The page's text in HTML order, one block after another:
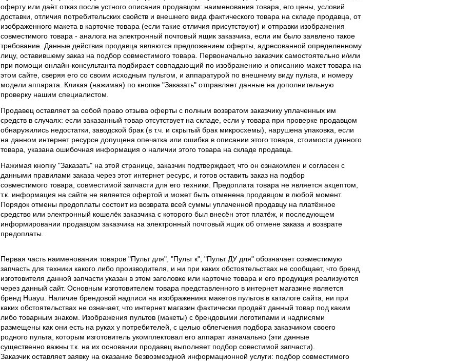
оферту или даёт отказ после устного описания продавцом: наименования товара, его цены, условий
доставки, отличия потребительских свойств и внешнего вида фактического товара на складе продавца, от
изображенного макета в карточке товара (если такие отличия присутствуют) и отправки изображения
совместимого товара - аналога на электронный почтовый ящик заказчика, если им было заявлено такое
требование. Данные действия продавца являются предложением оферты, адресованной определенному
лицу, оставившему заказ на подбор совместимого товара. Первоначально заказчик самостоятельно и/или
при помощи онлайн-консультанта подбирает совпадающий по изображению и описанию макет товара на
этом сайте, сверяя его со своим исходным пультом, и аппаратурой по внешнему виду пульта, и номеру
модели аппарата. Кликая (нажимая) по кнопке "Заказать" отправляет данные на дополнительную
проверку нашим специалистом.
Продавец оставляет за собой право отзыва оферты с полным возвратом заказчику уплаченных им
средств в случаях: если заказанный товар отсутствует на складе, если у товара при проверке продавцом
обнаружились недостатки, заводской брак (в т.ч. и скрытый брак микросхемы), нарушена упаковка, если
на данном интернет ресурсе допущена опечатка или ошибка в описании этого товара, стоимости данного
товара, указана ошибочная информация о наличии этого товара на складе продавца.
Нажимая кнопку "Заказать" на этой странице, заказчик подтверждает, что он ознакомлен и согласен с
данными правилами заказа через этот интернет ресурс, и готов оставить заказ на подбор
совместимого товара, совместимой запчасти для его техники. Предоплата товара не является акцептом,
т.к. информация на сайте не является офертой и может быть отменена продавцом в любой момент.
Порядок отмены предоплаты состоит из возврата всей суммы уплаченной продавцу на платёжное
средство или электронный кошелёк заказчика с которого был внесён этот платёж, и последующем
информировании продавцом заказчика на электронный почтовый ящик об отмене заказа и возврате
предоплаты.
Первая часть наименования товаров "Пульт для", "Пульт к", "Пульт ДУ для" обозначает совместимую
запчасть для техники какого либо производителя, и ни при каких обстоятельствах не сообщает, что бренд
изготовителя данной запчасти указан в этом заголовке или карточке товара и его продукция реализуются
через данный сайт. Основным изготовителем товара представленного в интернет магазине является
бренд Huayu. Наличие брендовой надписи на изображениях макетов пультов в каталоге сайта, ни при
каких обстоятельствах не означает, что интернет магазин фактически продаёт данный товар под каким
либо товарным знаком. Изображения пультов (макеты) с брендовыми логотипами и надписями
размещены как они есть на руках у потребителей, с целью облегчения подбора заказчиком своего
родного пульта, которым изготовитель укомплектовал его аппарат изначально (эти данные
существенно важны т.к. на их основании продавец выполняет подбор совестимой запчасти).
Заказчик оставляет заявку на оказание безвозмездной информационной услуги: подбор совместимого